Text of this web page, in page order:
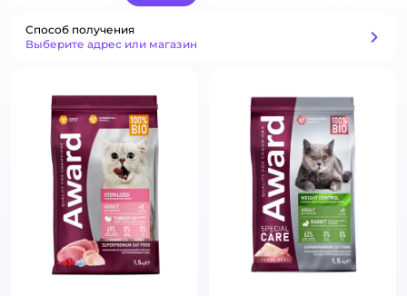
Способ получения
Выберите адрес или магазин